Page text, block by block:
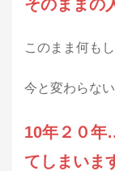
そのままの
このまま何も
今と変わらな
10年２０
てしまいま